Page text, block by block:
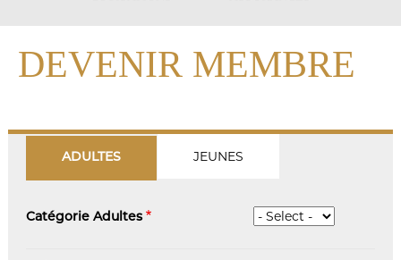
DEVENIR MEMBRE
ADULTES JEUNES
Catégorie Adultes